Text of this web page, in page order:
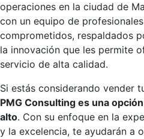
operaciones en la ciudad de
con un equipo de
comprometidos, respaldados
la innovación que les permite
servicio de alta calidad.
Si estás considerando vender
PMG Consulting es una
alto. Con su enfoque en la
y la excelencia, te ayudarán a